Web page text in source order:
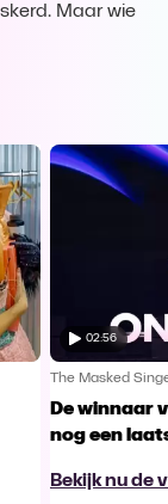
Maar wie
02:56
The Masked
De winnaar
nog een
Bekijk nu de